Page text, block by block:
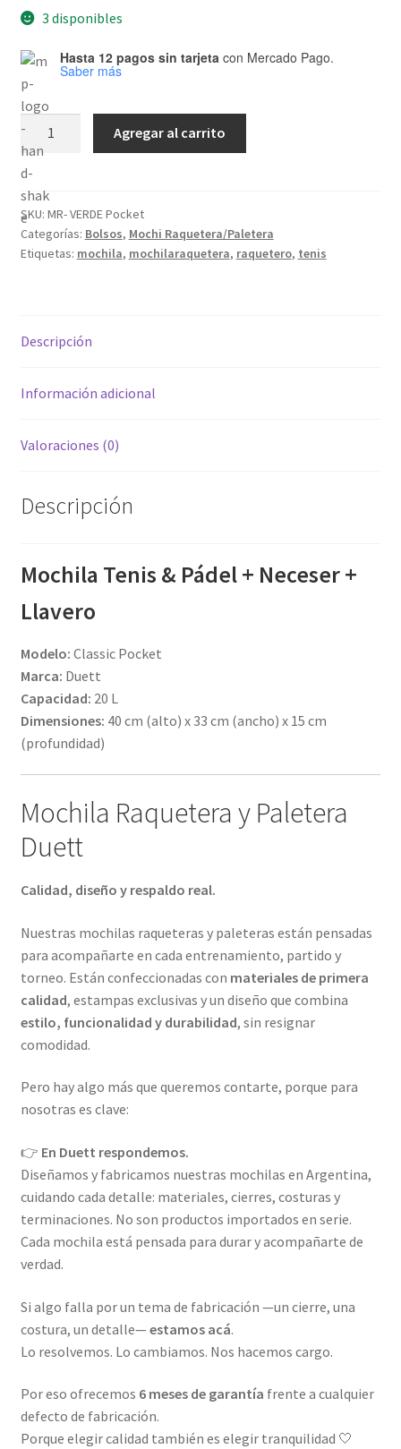
3 disponibles
Hasta 12 pagos sin tarjeta con Mercado Pago.
Saber más
Raquetera/Paletera
Pocket
Green
cantidad
Agregar al carrito
SKU: MR- VERDE Pocket
Categorías: Bolsos, Mochi Raquetera/Paletera
Etiquetas: mochila, mochilaraquetera, raquetero, tenis
Descripción
Información adicional
Valoraciones (0)
Descripción
Mochila Tenis & Pádel + Neceser +
Llavero
Modelo: Classic Pocket
Marca: Duett
Capacidad: 20 L
Dimensiones: 40 cm (alto) x 33 cm (ancho) x 15 cm
(profundidad)
Mochila Raquetera y Paletera
Duett
Calidad, diseño y respaldo real.
Nuestras mochilas raqueteras y paleteras están pensadas
para acompañarte en cada entrenamiento, partido y
torneo. Están confeccionadas con materiales de primera
calidad, estampas exclusivas y un diseño que combina
estilo, funcionalidad y durabilidad, sin resignar
comodidad.
Pero hay algo más que queremos contarte, porque para
nosotras es clave:
👉 En Duett respondemos.
Diseñamos y fabricamos nuestras mochilas en Argentina,
cuidando cada detalle: materiales, cierres, costuras y
terminaciones. No son productos importados en serie.
Cada mochila está pensada para durar y acompañarte de
verdad.
Si algo falla por un tema de fabricación —un cierre, una
costura, un detalle— estamos acá.
Lo resolvemos. Lo cambiamos. Nos hacemos cargo.
Por eso ofrecemos 6 meses de garantía frente a cualquier
defecto de fabricación.
Porque elegir calidad también es elegir tranquilidad 🤍